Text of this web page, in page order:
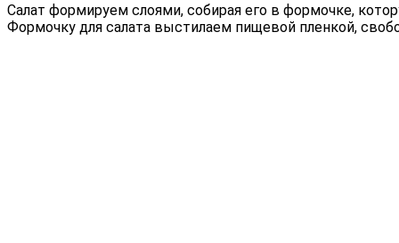
Салат формируем слоями, собирая его в формочке,
Формочку для салата выстилаем пищевой пленкой,